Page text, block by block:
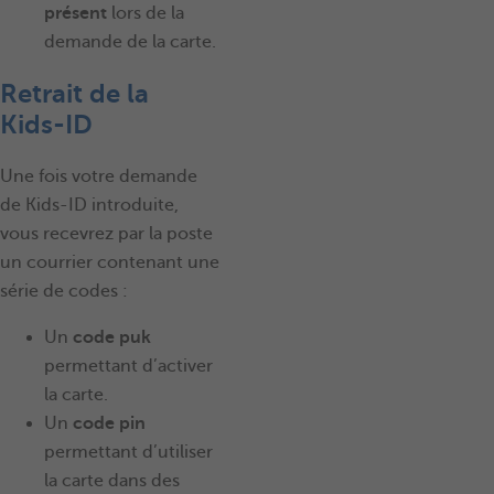
présent lors de la
demande de la carte.
Retrait de la
Kids-ID
Une fois votre demande
de Kids-ID introduite,
vous recevrez par la poste
un courrier contenant une
série de codes :
Un code puk
permettant d’activer
la carte.
Un code pin
permettant d’utiliser
la carte dans des